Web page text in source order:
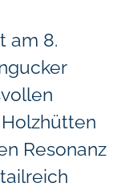
am 8.
Resonanz